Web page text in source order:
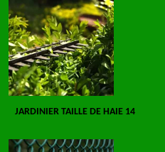
JARDINIER TAILLE DE HAIE 14